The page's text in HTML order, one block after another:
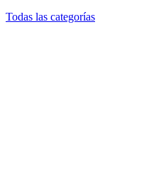
Todas las categorías